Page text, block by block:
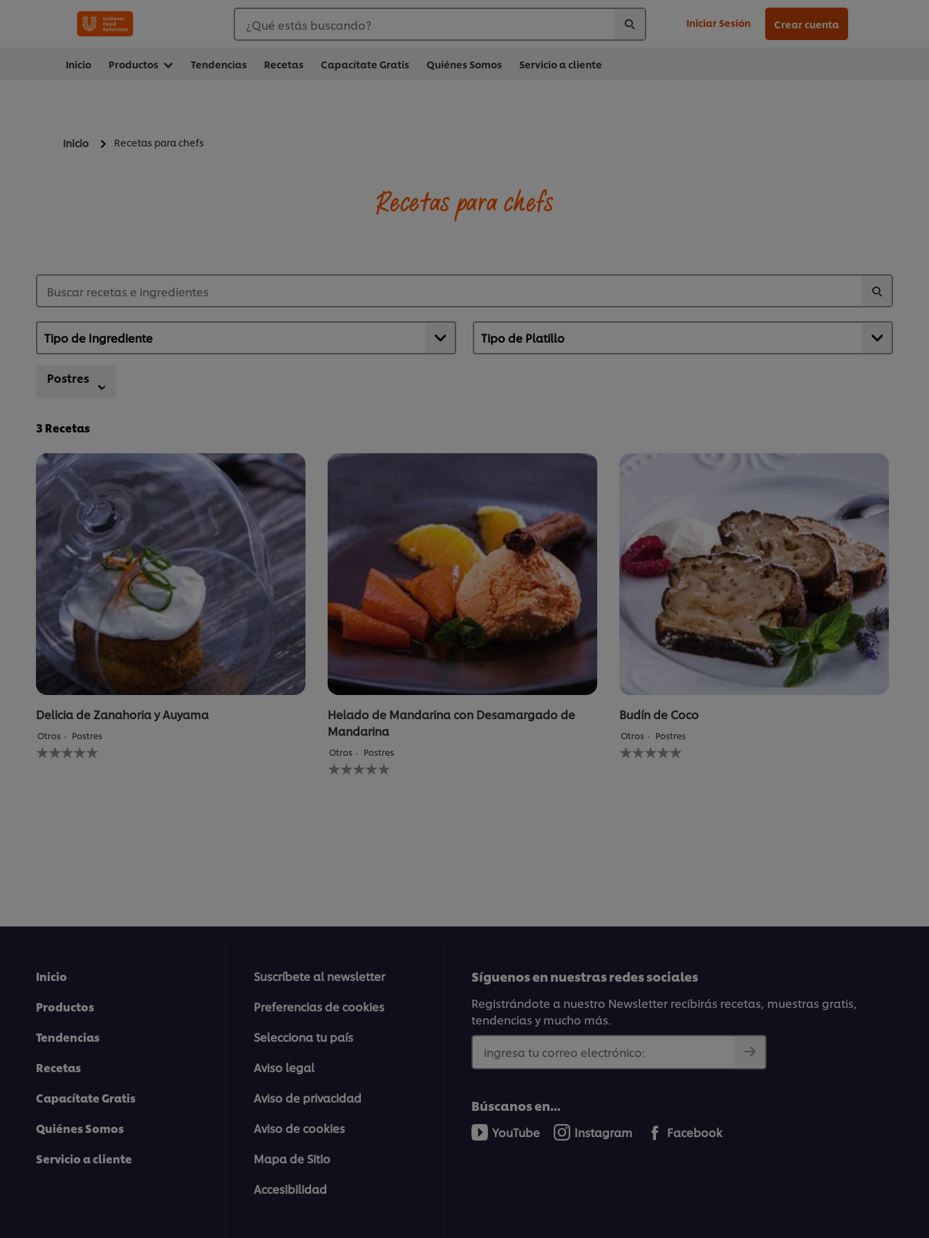
¿Qué estás buscando? Iniciar Sesión Crear cuenta
Inicio Productos Tendencias Recetas Capacítate Gratis Quiénes Somos Servicio a cliente
Inicio Recetas para chefs
Recetas para chefs
Postres
3 Recetas
Delicia de Zanahoria y Auyama
Otros Postres
No
se
Helado de Mandarina con Desamargado de
Mandarina
Otros Postres
No
se
Budín de Coco
Otros Postres
No
se
Inicio
Productos
Tendencias
Recetas
Capacítate Gratis
Quiénes Somos
Servicio a cliente
Suscríbete al newsletter
Preferencias de cookies
Selecciona tu país
Aviso legal
Aviso de privacidad
Aviso de cookies
Mapa de Sitio
Accesibilidad
Síguenos en nuestras redes sociales
Registrándote a nuestro Newsletter recibirás recetas, muestras gratis,
tendencias y mucho más.
ingresa tu correo electrónico:
Búscanos en...
YouTube Instagram Facebook